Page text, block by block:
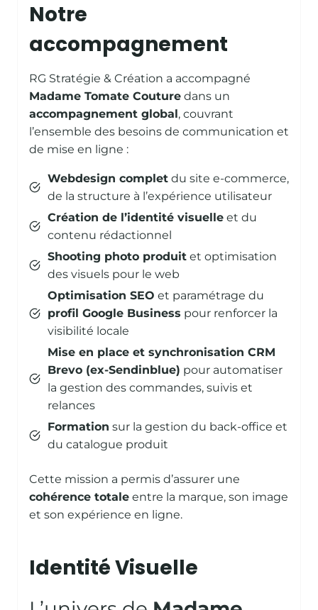
Notre
accompagnement
RG Stratégie & Création a accompagné
Madame Tomate Couture dans un
accompagnement global, couvrant
l’ensemble des besoins de communication et
de mise en ligne :
Webdesign complet du site e-commerce,
de la structure à l’expérience utilisateur
Création de l’identité visuelle et du
contenu rédactionnel
Shooting photo produit et optimisation
des visuels pour le web
Optimisation SEO et paramétrage du
profil Google Business pour renforcer la
visibilité locale
Mise en place et synchronisation CRM
Brevo (ex-Sendinblue) pour automatiser
la gestion des commandes, suivis et
relances
Formation sur la gestion du back-office et
du catalogue produit
Cette mission a permis d’assurer une
cohérence totale entre la marque, son image
et son expérience en ligne.
Identité Visuelle